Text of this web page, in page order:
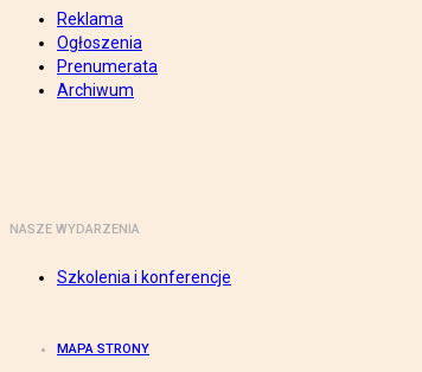
Reklama
Ogłoszenia
Prenumerata
Archiwum
NASZE WYDARZENIA
Szkolenia i konferencje
MAPA STRONY